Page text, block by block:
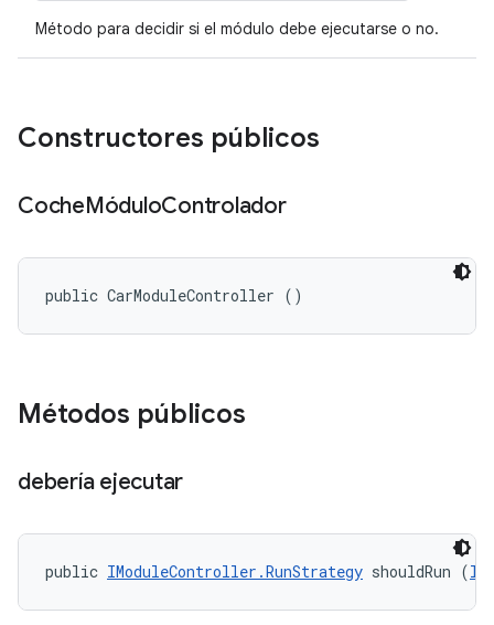
Método para decidir si el módulo debe ejecutarse o no.
Constructores públicos
CocheMóduloControlador
public CarModuleController ()
Métodos públicos
debería ejecutar
public IModuleController.RunStrategy shouldRun (